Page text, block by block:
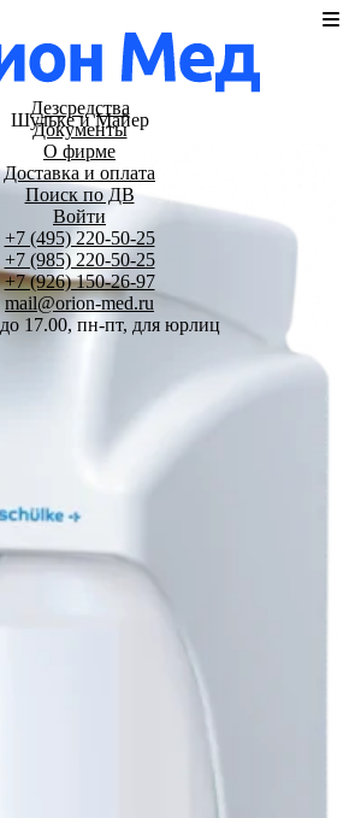
Дезсредства
Документы
О фирме
Доставка и оплата
Поиск по ДВ
Войти
+7 (495) 220-50-25
+7 (985) 220-50-25
+7 (926) 150-26-97
mail@orion-med.ru
17.00, пн-пт, для юрлиц
Шульке и Майер